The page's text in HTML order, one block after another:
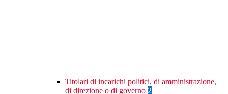
Titolari di incarichi politici, di amministrazione,
di direzione o di governo 2